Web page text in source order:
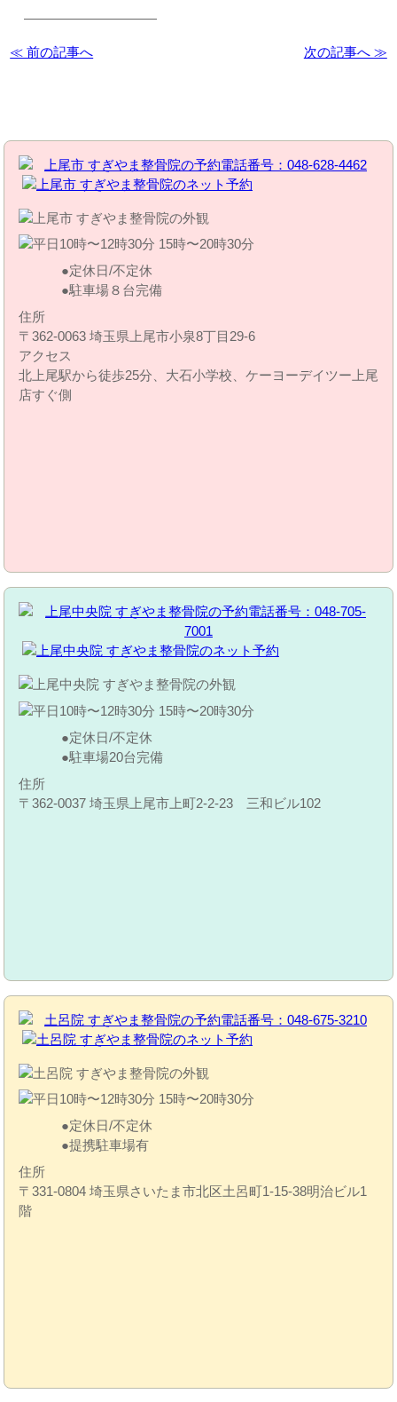
――――――――――
≪ 前の記事へ 次の記事へ ≫
定休日/不定休
駐車場８台完備
住所
〒362-0063 埼玉県上尾市小泉8丁目29‐6
アクセス
北上尾駅から徒歩25分、大石小学校、ケーヨーデイツー上尾
店すぐ側
定休日/不定休
駐車場20台完備
住所
〒362-0037 埼玉県上尾市上町2-2-23 三和ビル102
定休日/不定休
提携駐車場有
住所
〒331-0804 埼玉県さいたま市北区土呂町1-15-38明治ビル1
階